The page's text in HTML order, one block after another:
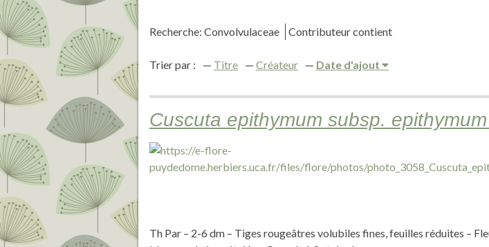
Recherche: Convolvulaceae Contributeur contient
Trier par : Titre Créateur Date d'ajout
Cuscuta epithymum subsp.
Th Par – 2-6 dm – Tiges rougeâtres volubiles fines, feuilles réduites –